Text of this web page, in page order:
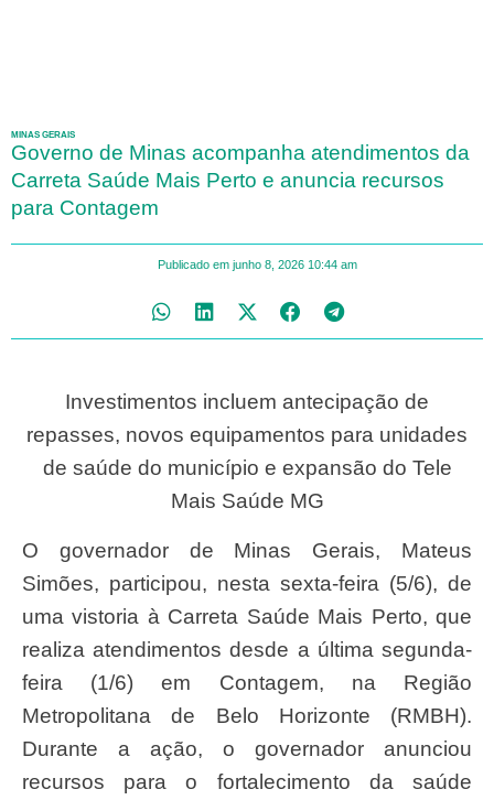
MINAS GERAIS
Governo de Minas acompanha atendimentos da
Carreta Saúde Mais Perto e anuncia recursos
para Contagem
Publicado em junho 8, 2026 10:44 am
Investimentos incluem antecipação de
repasses, novos equipamentos para unidades
de saúde do município e expansão do Tele
Mais Saúde MG
O governador de Minas Gerais, Mateus
Simões, participou, nesta sexta-feira (5/6), de
uma vistoria à Carreta Saúde Mais Perto, que
realiza atendimentos desde a última segunda-
feira (1/6) em Contagem, na Região
Metropolitana de Belo Horizonte (RMBH).
Durante a ação, o governador anunciou
recursos para o fortalecimento da saúde